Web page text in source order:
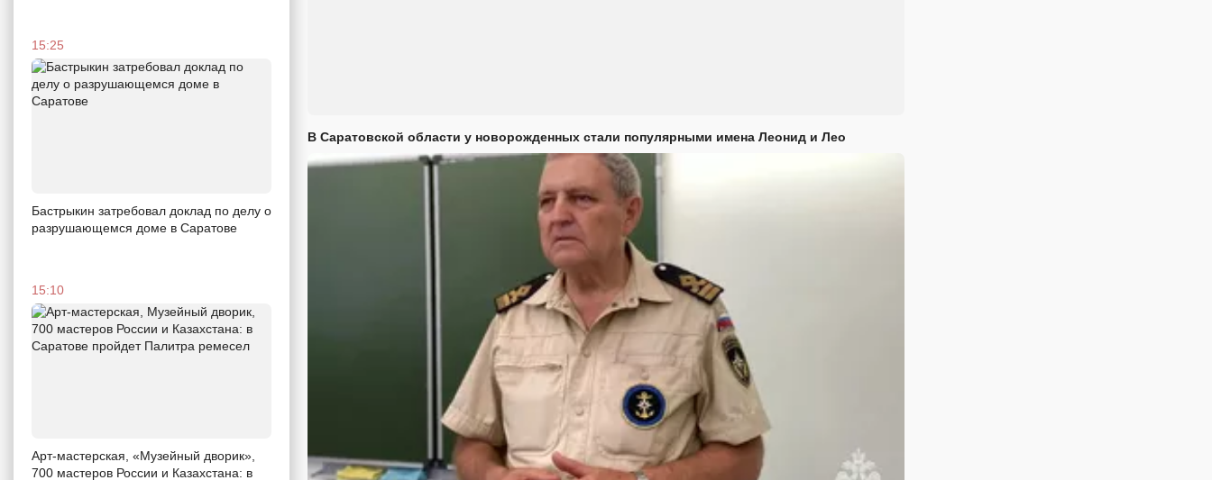
15:25
Бастрыкин затребовал доклад по делу о
разрушающемся доме в Саратове
15:10
Арт-мастерская, «Музейный дворик»,
700 мастеров России и Казахстана: в
В Саратовской области у новорожденных стали популярными имена Леонид и Лео